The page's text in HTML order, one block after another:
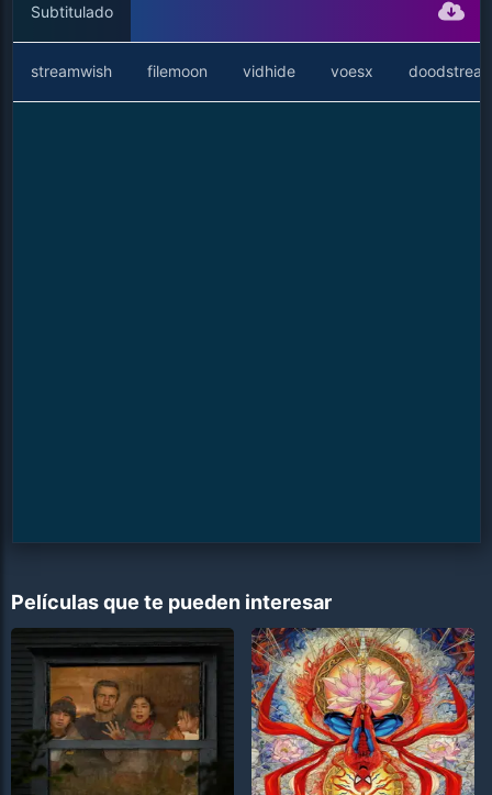
Subtitulado
streamwish filemoon vidhide voesx
Películas que te pueden interesar